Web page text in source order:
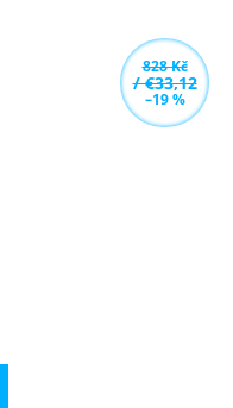
828 Kč
/ €33,12
–19 %